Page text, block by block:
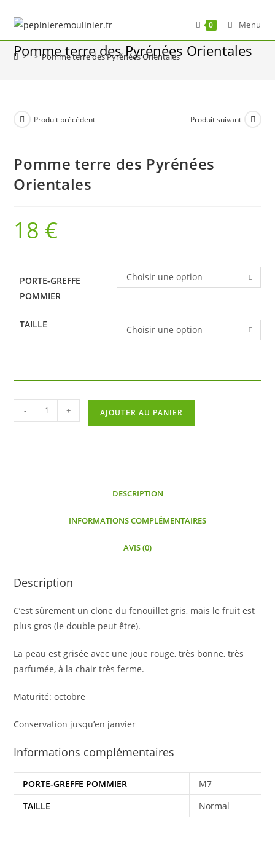
content
0 Menu
Pomme terre des Pyrénées Orientales
> > Pomme terre des Pyrénées Orientales
Produit précédent Produit suivant
Pomme terre des Pyrénées
Orientales
18 €
PORTE-GREFFE
POMMIER
Choisir une option
TAILLE Choisir une option
quantité
de
Pomme
Pyrénées
- + AJOUTER AU PANIER
DESCRIPTION
INFORMATIONS COMPLÉMENTAIRES
AVIS (0)
Description
C’est sûrement un clone du fenouillet gris, mais le fruit est
plus gros (le double peut être).
La peau est grisée avec une joue rouge, très bonne, très
parfumée, à la chair très ferme.
Maturité: octobre
Conservation jusqu’en janvier
Informations complémentaires
PORTE-GREFFE POMMIER
M7
TAILLE
Normal